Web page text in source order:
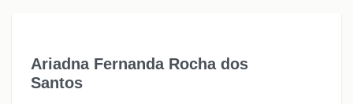
Ariadna Fernanda Rocha dos
Santos